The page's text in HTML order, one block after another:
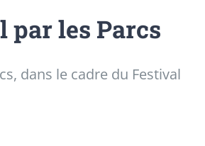
par les Parcs
dans le cadre du Festival